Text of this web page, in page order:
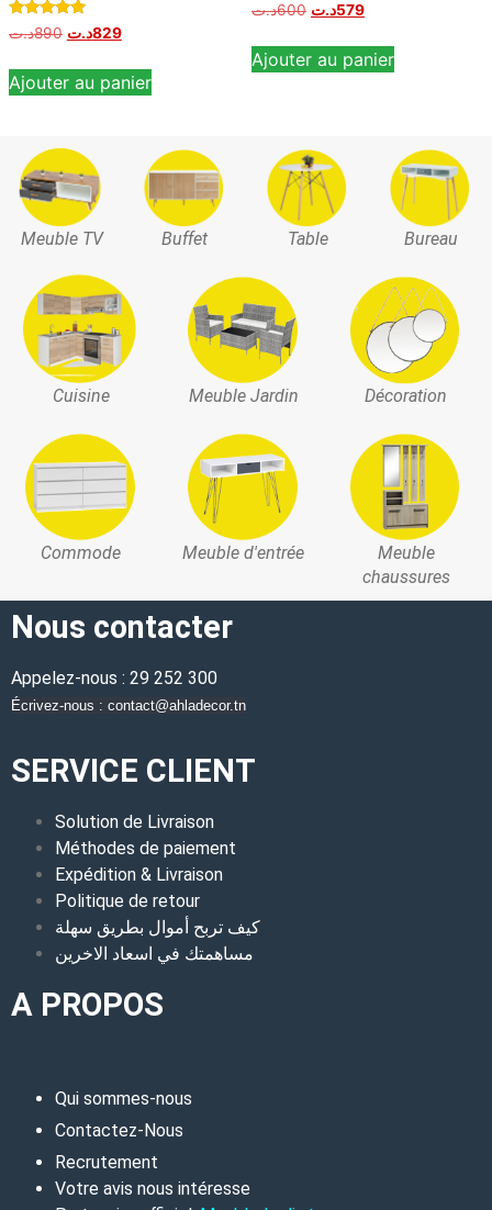
Note
5.00
890د.ت 829د.ت
Ajouter au panier
600د.ت 579د.ت
Ajouter au panier
Meuble TV Buffet Table Bureau
Cuisine Meuble Jardin Décoration
Commode Meuble d'entrée
Meuble
chaussures
Nous contacter
Appelez-nous : 29 252 300
Écrivez-nous : contact@ahladecor.tn
SERVICE CLIENT
Solution de Livraison
Méthodes de paiement
Expédition & Livraison
Politique de retour
كيف تربح أموال بطريق سهلة
مساهمتك في اسعاد الاخرين
A PROPOS
Qui sommes-nous
Contactez-Nous
Recrutement
Votre avis nous intéresse